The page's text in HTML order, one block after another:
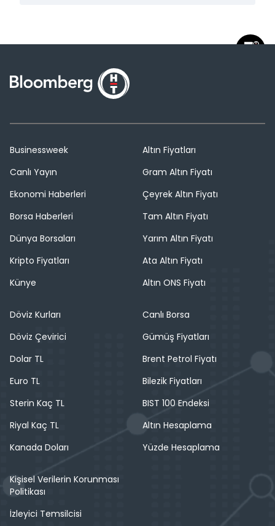
Businessweek
Canlı Yayın
Ekonomi Haberleri
Borsa Haberleri
Dünya Borsaları
Kripto Fiyatları
Künye
Altın Fiyatları
Gram Altın Fiyatı
Çeyrek Altın Fiyatı
Tam Altın Fiyatı
Yarım Altın Fiyatı
Ata Altın Fiyatı
Altın ONS Fiyatı
Döviz Kurları
Döviz Çevirici
Dolar TL
Euro TL
Sterin Kaç TL
Riyal Kaç TL
Kanada Doları
Canlı Borsa
Gümüş Fiyatları
Brent Petrol Fiyatı
Bilezik Fiyatları
BIST 100 Endeksi
Altın Hesaplama
Yüzde Hesaplama
Kişisel Verilerin Korunması
Politikası
İzleyici Temsilcisi